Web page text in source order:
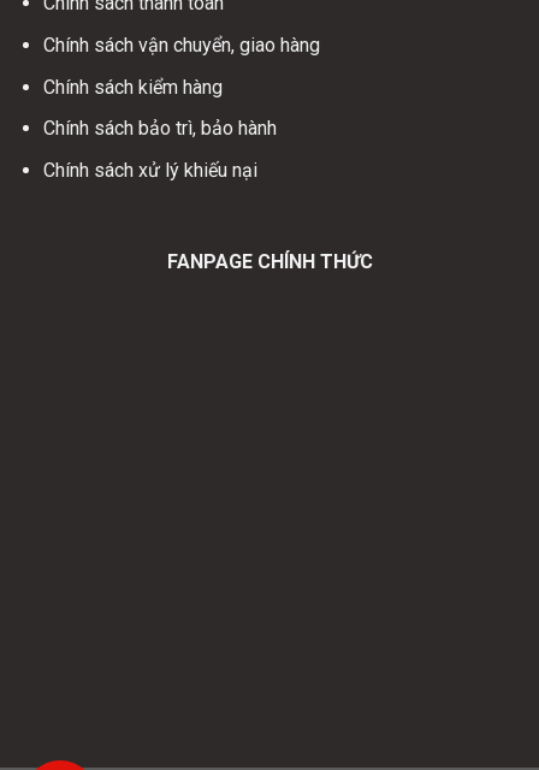
Chính sách vận chuyển, giao hàng
Chính sách kiểm hàng
Chính sách bảo trì, bảo hành
Chính sách xử lý khiếu nại
FANPAGE CHÍNH THỨC